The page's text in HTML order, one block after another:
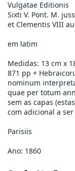
Vulgatae Editionis
Sixti V. Pont. M.
et Clementis VIII
em latim
Medidas: 13 cm x
871 pp +
nominum
quae per totum
sem as capas
com adicional a
Parisiis
Ano: 1860